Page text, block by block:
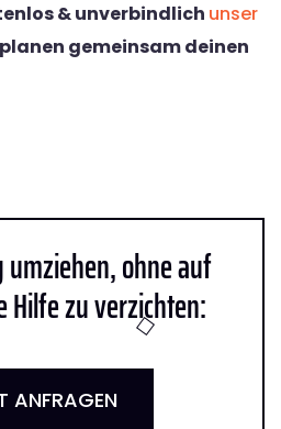
& unverbindlich unser
gemeinsam deinen
ohne auf
Hilfe zu verzichten:
ANFRAGEN